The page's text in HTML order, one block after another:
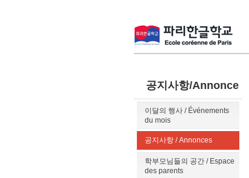
공지사항/Annonce
이달의 행사 / Événements
du mois
공지사항 / Annonces
학부모님들의 공간 / Espace
des parents